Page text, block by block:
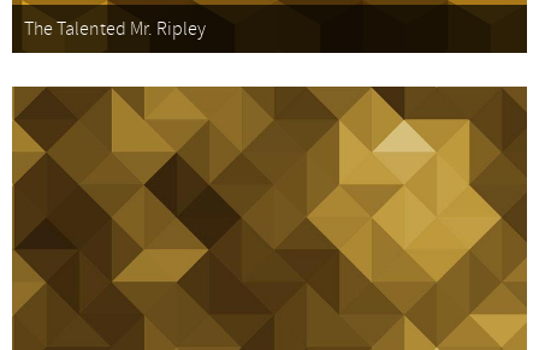
The Talented Mr. Ripley